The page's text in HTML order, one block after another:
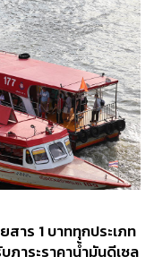
สาร 1 บาททุกประเภท
ภาระราคาน้ำมันดีเซล